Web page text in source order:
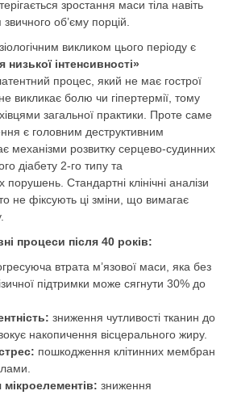
зростання маси тіла навіть
об’єму порцій.
викликом цього періоду є
низької інтенсивності»
процес, який не має гострої
викликає болю чи гіпертермії, тому
загальної практики. Проте саме
є головним деструктивним
механізми розвитку серцево-судинних
діабету 2-го типу та
Стандартні клінічні аналізи
не фіксують ці зміни, що вимагає
процеси після 40 років:
втрата м’язової маси, яка без
підтримки може сягнути 30% до
зниження чутливості тканин до
накопичення вісцерального жиру.
пошкодження клітинних мембран
зниження